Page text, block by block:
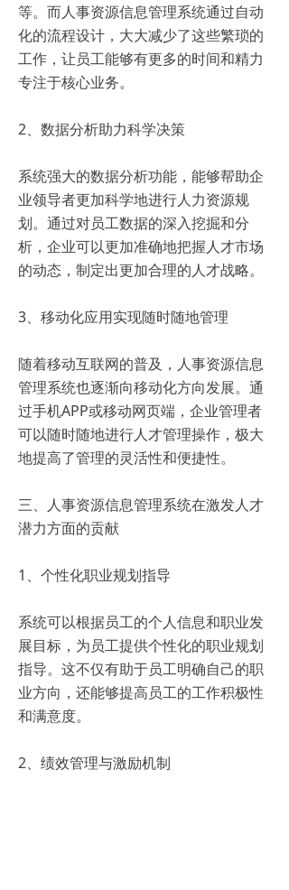
等。而人事资源信息管理系统通过自动
化的流程设计，大大减少了这些繁琐的
工作，让员工能够有更多的时间和精力
专注于核心业务。
2、数据分析助力科学决策
系统强大的数据分析功能，能够帮助企
业领导者更加科学地进行人力资源规
划。通过对员工数据的深入挖掘和分
析，企业可以更加准确地把握人才市场
的动态，制定出更加合理的人才战略。
3、移动化应用实现随时随地管理
随着移动互联网的普及，人事资源信息
管理系统也逐渐向移动化方向发展。通
过手机APP或移动网页端，企业管理者
可以随时随地进行人才管理操作，极大
地提高了管理的灵活性和便捷性。
三、人事资源信息管理系统在激发人才
潜力方面的贡献
1、个性化职业规划指导
系统可以根据员工的个人信息和职业发
展目标，为员工提供个性化的职业规划
指导。这不仅有助于员工明确自己的职
业方向，还能够提高员工的工作积极性
和满意度。
2、绩效管理与激励机制